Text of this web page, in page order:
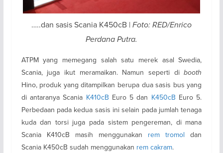
…..dan sasis Scania K450cB | Foto: RED/Enrico
Perdana Putra.
ATPM yang memegang salah satu merek asal Swedia,
Scania, juga ikut meramaikan. Namun seperti dibooth
Hino, produk yang ditampilkan berupa dua sasis bus yang
di antaranya Scania K410cB Euro 5 dan K450cB Euro 5.
Perbedaan pada kedua sasis ini selain pada jumlah tenaga
kuda dan torsi juga pada sistem pengereman, di mana
Scania K410cB masih menggunakan rem tromol dan
Scania K450cB sudah menggunakan rem cakram.